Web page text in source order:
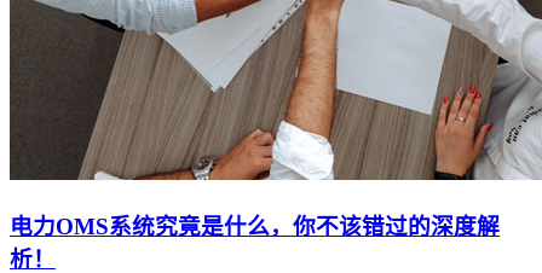
电力OMS系统究竟是什么，你不该错过的深度解
析！